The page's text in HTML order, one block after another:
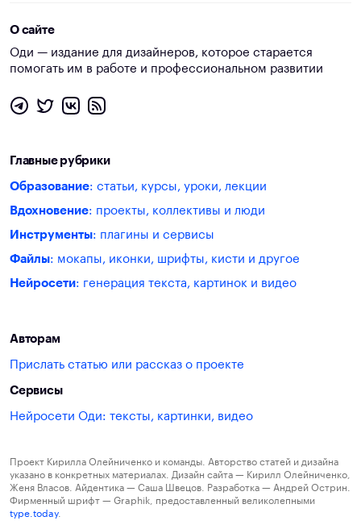
О сайте
Оди — издание для дизайнеров, которое старается
помогать им в работе и профессиональном развитии
Главные рубрики
Образование: статьи, курсы, уроки, лекции
Вдохновение: проекты, коллективы и люди
Инструменты: плагины и сервисы
Файлы: мокапы, иконки, шрифты, кисти и другое
Нейросети: генерация текста, картинок и видео
Авторам
Прислать статью или рассказ о проекте
Сервисы
Нейросети Оди: тексты, картинки, видео
Проект Кирилла Олейниченко и команды. Авторство статей и дизайна
указано в конкретных материалах. Дизайн сайта — Кирилл Олейниченко,
Женя Власов. Айдентика — Саша Швецов. Разработка — Андрей Острин.
Фирменный шрифт — Graphik, предоставленный великолепными
type.today.